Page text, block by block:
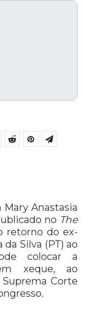
Anastasia
no The
retorno do ex-
Silva (PT) ao
colocar a
xeque, ao
Corte